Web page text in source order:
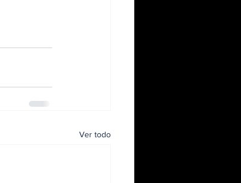
Ver todo